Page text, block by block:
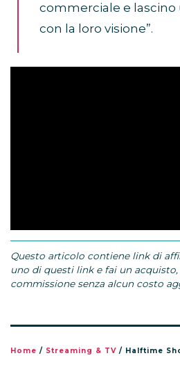
commerciale e
con la loro visione”.
Questo articolo contiene link di
uno di questi link e fai un
commissione senza alcun costo
Home / Streaming & TV / Halftime Show finale